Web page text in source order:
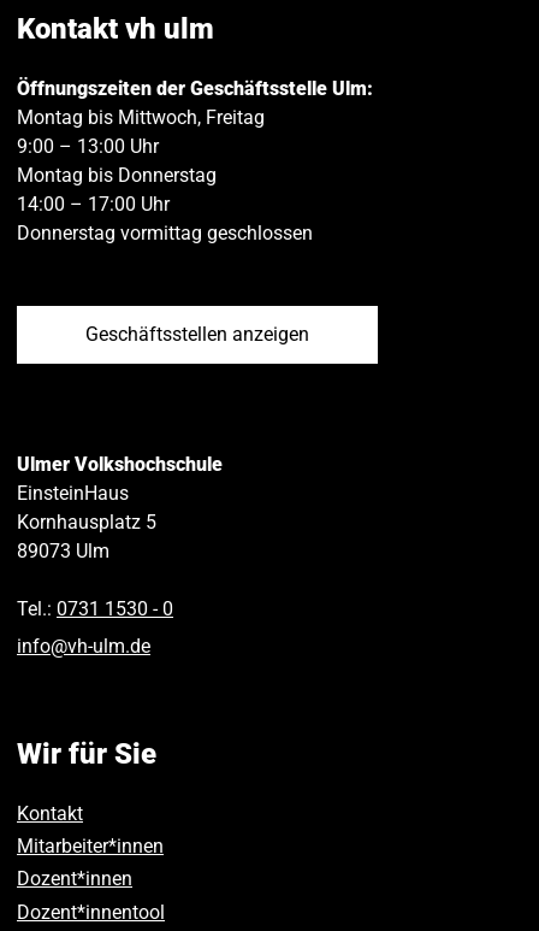
Kontakt vh ulm
Öffnungszeiten der Geschäftsstelle Ulm:
Montag bis Mittwoch, Freitag
9:00 – 13:00 Uhr
Montag bis Donnerstag
14:00 – 17:00 Uhr
Donnerstag vormittag geschlossen
Geschäftsstellen anzeigen
Ulmer Volkshochschule
EinsteinHaus
Kornhausplatz 5
89073 Ulm
Tel.: 0731 1530 ‑ 0
info@vh-ulm.de
Wir für Sie
Kontakt
Mitarbeiter*innen
Dozent*innen
Dozent*innentool